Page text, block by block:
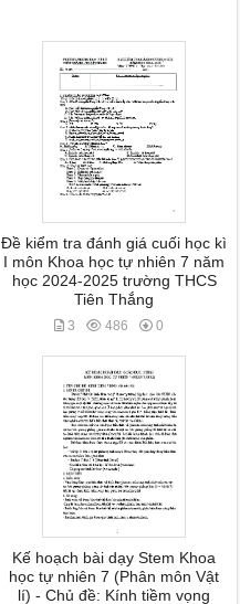
Đề kiểm tra đánh giá cuối học kì
I môn Khoa học tự nhiên 7 năm
học 2024-2025 trường THCS
Tiên Thắng
3 486 0
Kế hoạch bài dạy Stem Khoa
học tự nhiên 7 (Phân môn Vật
lí) - Chủ đề: Kính tiềm vọng